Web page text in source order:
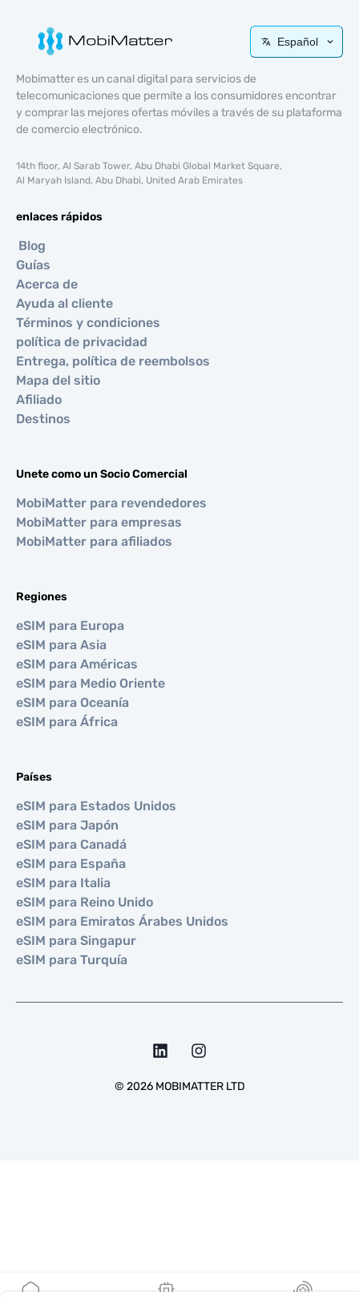
Español
Mobimatter es un canal digital para servicios de
telecomunicaciones que permite a los consumidores encontrar
y comprar las mejores ofertas móviles a través de su plataforma
de comercio electrónico.
14th floor, Al Sarab Tower, Abu Dhabi Global Market Square,
Al Maryah Island, Abu Dhabi, United Arab Emirates
enlaces rápidos
Blog
Guías
Acerca de
Ayuda al cliente
Términos y condiciones
política de privacidad
Entrega, política de reembolsos
Mapa del sitio
Afiliado
Destinos
Unete como un Socio Comercial
MobiMatter para revendedores
MobiMatter para empresas
MobiMatter para afiliados
Regiones
eSIM para Europa
eSIM para Asia
eSIM para Américas
eSIM para Medio Oriente
eSIM para Oceanía
eSIM para África
Países
eSIM para Estados Unidos
eSIM para Japón
eSIM para Canadá
eSIM para España
eSIM para Italia
eSIM para Reino Unido
eSIM para Emiratos Árabes Unidos
eSIM para Singapur
eSIM para Turquía
© 2026MOBIMATTER LTD